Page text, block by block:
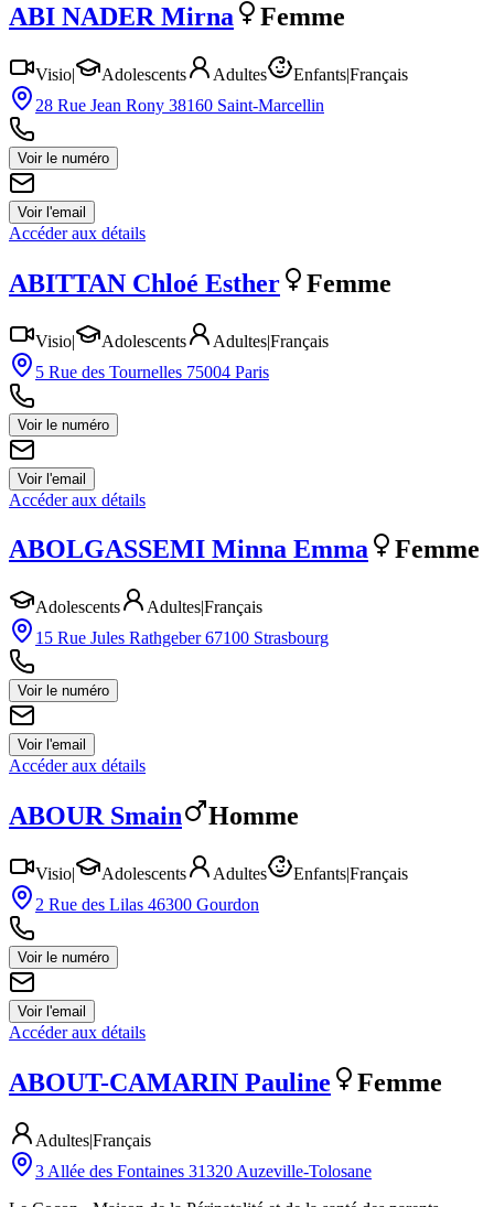
ABI NADER Mirna Femme
Visio| Adolescents Adultes Enfants|Français
28 Rue Jean Rony 38160 Saint-Marcellin
Voir le numéro
Voir l'email
Accéder aux détails
ABITTAN Chloé Esther Femme
Visio| Adolescents Adultes|Français
5 Rue des Tournelles 75004 Paris
Voir le numéro
Voir l'email
Accéder aux détails
ABOLGASSEMI Minna Emma Femme
Adolescents Adultes|Français
15 Rue Jules Rathgeber 67100 Strasbourg
Voir le numéro
Voir l'email
Accéder aux détails
ABOUR Smain Homme
Visio| Adolescents Adultes Enfants|Français
2 Rue des Lilas 46300 Gourdon
Voir le numéro
Voir l'email
Accéder aux détails
ABOUT-CAMARIN Pauline Femme
Adultes|Français
3 Allée des Fontaines 31320 Auzeville-Tolosane